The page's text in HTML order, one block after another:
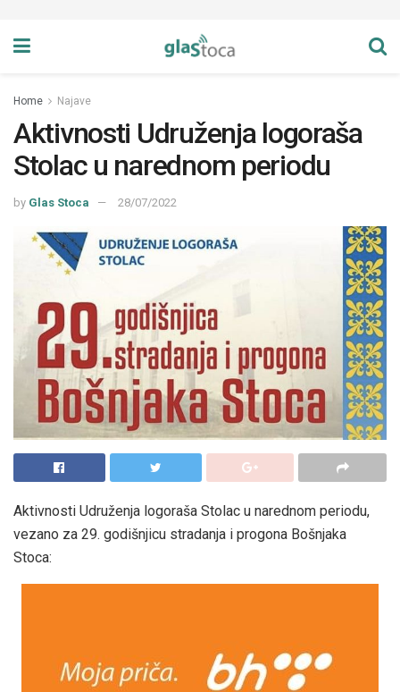
Home Najave
Aktivnosti Udruženja logoraša
Stolac u narednom periodu
by Glas Stoca 28/07/2022
Aktivnosti Udruženja logoraša Stolac u narednom periodu,
vezano za 29. godišnjicu stradanja i progona Bošnjaka
Stoca: